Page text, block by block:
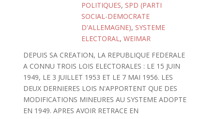
POLITIQUES, SPD (PARTI
SOCIAL-DEMOCRATE
D'ALLEMAGNE), SYSTEME
ELECTORAL, WEIMAR
DEPUIS SA CREATION, LA REPUBLIQUE FEDERALE
A CONNU TROIS LOIS ELECTORALES : LE 15 JUIN
1949, LE 3 JUILLET 1953 ET LE 7 MAI 1956. LES
DEUX DERNIERES LOIS N'APPORTENT QUE DES
MODIFICATIONS MINEURES AU SYSTEME ADOPTE
EN 1949. APRES AVOIR RETRACE EN